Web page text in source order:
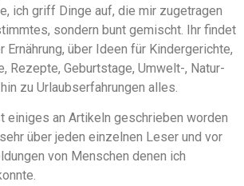
ich griff Dinge auf, die mir zugetragen
sondern bunt gemischt. Ihr findet
Ernährung, über Ideen für Kindergerichte,
Rezepte, Geburtstage, Umwelt-, Natur-
zu Urlaubserfahrungen alles.
einiges an Artikeln geschrieben worden
über jeden einzelnen Leser und vor
von Menschen denen ich